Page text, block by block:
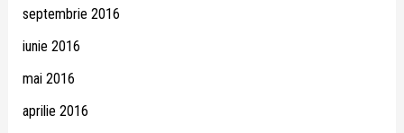
septembrie 2016
iunie 2016
mai 2016
aprilie 2016